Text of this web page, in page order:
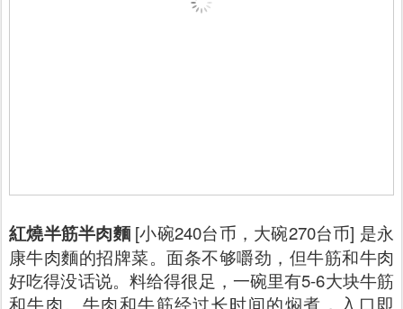
紅燒半筋半肉麵 [小碗240台币，大碗270台币] 是永
康牛肉麵的招牌菜。面条不够嚼劲，但牛筋和牛肉
好吃得没话说。料给得很足，一碗里有5-6大块牛筋
和牛肉。牛肉和牛筋经过长时间的焖煮，入口即